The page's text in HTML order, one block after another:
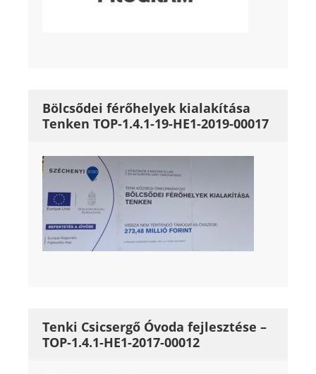
Bölcsődei férőhelyek kialakítása
Tenken TOP-1.4.1-19-HE1-2019-00017
Tenki Csicsergő Óvoda fejlesztése –
TOP-1.4.1-HE1-2017-00012